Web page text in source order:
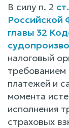
В силу п. 2
Российской
главы 32
налоговый
требованием
платежей и
момента
исполнения
страховых